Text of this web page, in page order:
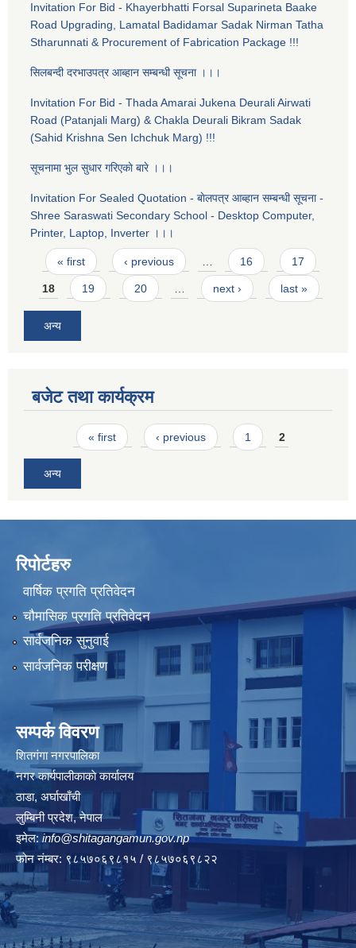
Invitation For Bid - Khayerbhatti Forsal Suparineta Baake
Road Upgrading, Lamatal Badidamar Sadak Nirman Tatha
Stharunnati & Procurement of Fabrication Package !!!
सिलबन्दी दरभाउपत्र आब्हान सम्बन्धी सूचना ।।।
Invitation For Bid - Thada Amarai Jukena Deurali Airwati
Road (Patanjali Marg) & Chakla Deurali Bikram Sadak
(Sahid Krishna Sen Ichchuk Marg) !!!
सूचनामा भुल सुधार गरिएकाे बारे ।।।
Invitation For Sealed Quotation - बाेलपत्र आब्हान सम्बन्धी सूचना -
Shree Saraswati Secondary School - Desktop Computer,
Printer, Laptop, Inverter ।।।
Pages
« first ‹ previous … 16 17
18 19 20 … next › last »
अन्य
बजेट तथा कार्यक्रम
Pages« first ‹ previous 1 2
अन्य
रिपोर्टहरु
वार्षिक प्रगति प्रतिवेदन
चौमासिक प्रगति प्रतिवेदन
सार्वजनिक सुनुवाई
सार्वजनिक परीक्षण
सम्पर्क विवरण
शितगंगा नगरपालिका
नगर कार्यपालीकाकाे कार्यालय
ठाडा, अर्घाखाँची
लुम्बिनी प्रदेश, नेपाल
इमेल: info@shitagangamun.gov.np
फोन नंम्बर: ९८५७०६९८१५ / ९८५७०६९८२२